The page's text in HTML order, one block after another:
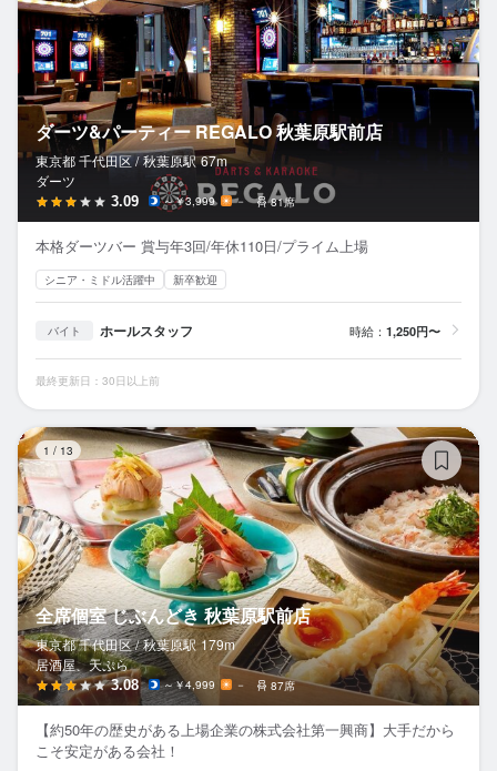
ダーツ&パーティー REGALO 秋葉原駅前店
東京都 千代田区 / 秋葉原駅 67m
ダーツ
3.09 ～￥3,999 － 81席
本格ダーツバー 賞与年3回/年休110日/プライム上場
シニア・ミドル活躍中 新卒歓迎
バイト ホールスタッフ 時給： 1,250円〜
最終更新日：30日以上前
1 / 13
全席個室 じぶんどき 秋葉原駅前店
東京都 千代田区 / 秋葉原駅 179m
居酒屋、天ぷら
3.08 ～￥4,999 － 87席
【約50年の歴史がある上場企業の株式会社第一興商】大手だから
こそ安定がある会社！